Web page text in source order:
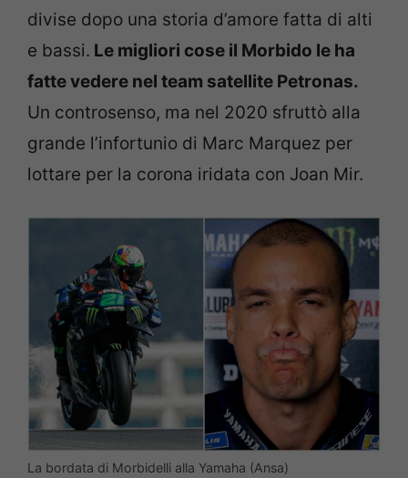
divise dopo una storia d’amore fatta di alti
e bassi. Le migliori cose il Morbido le ha
fatte vedere nel team satellite Petronas.
Un controsenso, ma nel 2020 sfruttò alla
grande l’infortunio di Marc Marquez per
lottare per la corona iridata con Joan Mir.
La bordata di Morbidelli alla Yamaha (Ansa)